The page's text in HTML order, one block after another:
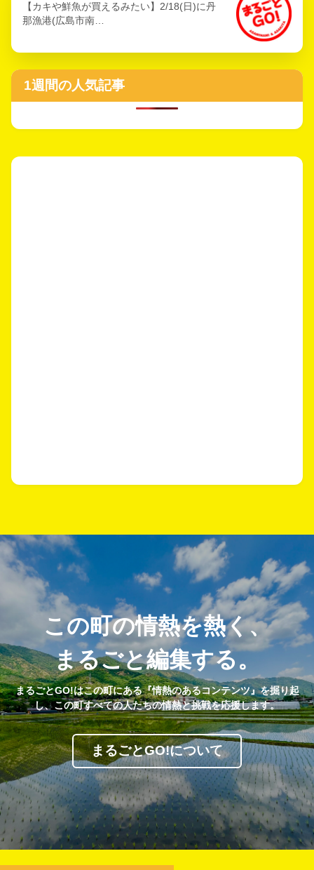
【カキや鮮魚が買えるみたい】2/18(日)に丹
那漁港(広島市南…
1週間の人気記事
この町の情熱を熱く、
まるごと編集する。
まるごとGO!はこの町にある『情熱のあるコンテンツ』を掘り起
し、この町すべての人たちの情熱と挑戦を応援します。
まるごとGO!について